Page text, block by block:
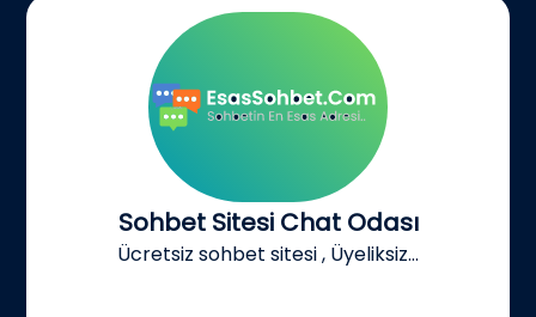
Sohbet Sitesi Chat Odası
Ücretsiz sohbet sitesi , Üyeliksiz...